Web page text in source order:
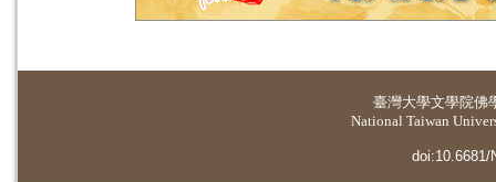
臺灣大學文學院佛
National Taiwan
doi:10.6681/